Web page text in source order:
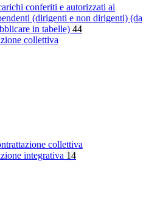
conferiti e autorizzati ai
(dirigenti e non dirigenti) (da
in tabelle) 44
collettiva
collettiva
integrativa 14